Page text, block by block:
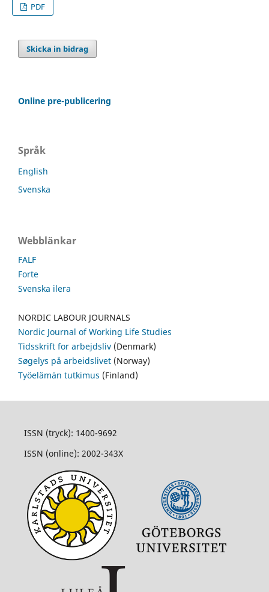
PDF
Skicka in bidrag
Online pre-publicering
Språk
English
Svenska
Webblänkar
FALF
Forte
Svenska ilera
NORDIC LABOUR JOURNALS
Nordic Journal of Working Life Studies
Tidsskrift for arbejdsliv (Denmark)
Søgelys på arbeidslivet (Norway)
Työelämän tutkimus (Finland)
ISSN (tryck): 1400-9692
ISSN (online): 2002-343X